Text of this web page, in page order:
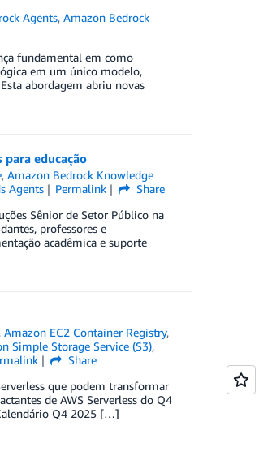
Agents,Amazon Bedrock
fundamental em como
em um único modelo,
abordagem abriu novas
educação
,Amazon Bedrock Knowledge
Agents Permalink
Share
Sênior de Setor Público na
professores e
acadêmica e suporte
,Amazon EC2 Container Registry,
Simple Storage Service (S3),
Share
que podem transformar
de AWS Serverless do Q4
Q4 2025 […]